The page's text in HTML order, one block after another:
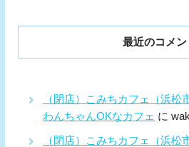
最近のコメン
（閉店）こみちカフェ（浜松
わんちゃんOKなカフェ に
（閉店）こみちカフェ（浜松